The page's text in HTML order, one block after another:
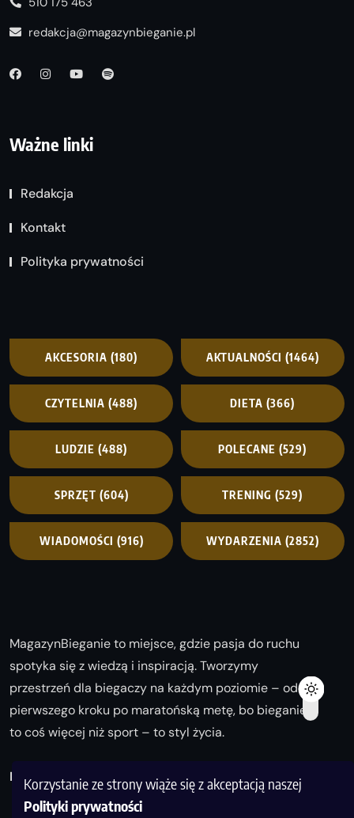
Korzystanie ze strony wiąże się z akceptacją naszej
Polityki prywatności
redakcja@magazynbieganie.pl
Ważne linki
Redakcja
Kontakt
Polityka prywatności
AKCESORIA (180) AKTUALNOŚCI (1464)
CZYTELNIA (488) DIETA (366)
LUDZIE (488) POLECANE (529)
SPRZĘT (604) TRENING (529)
WIADOMOŚCI (916) WYDARZENIA (2852)
MagazynBieganie to miejsce, gdzie pasja do ruchu
spotyka się z wiedzą i inspiracją. Tworzymy
przestrzeń dla biegaczy na każdym poziomie – od
pierwszego kroku po maratońską metę, bo bieganie
to coś więcej niż sport – to styl życia.
Biegaj z nami i odkrywaj swoją najlepszą wersję!